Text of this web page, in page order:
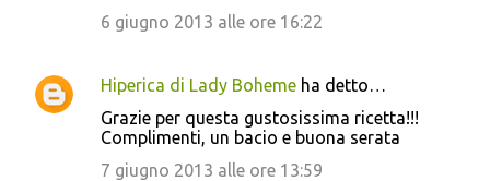
6 giugno 2013 alle ore 16:22
Hiperica di Lady Boheme ha detto…
Grazie per questa gustosissima ricetta!!!
Complimenti, un bacio e buona serata
7 giugno 2013 alle ore 13:59